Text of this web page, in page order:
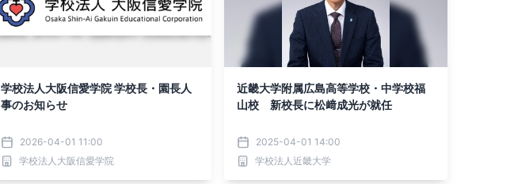
学校法人大阪信愛学院 学校長・園長人
事のお知らせ
2026-04-01 11:00
学校法人大阪信愛学院
近畿大学附属広島高等学校・中学校福
山校 新校長に松﨑成光が就任
2025-04-01 14:00
学校法人近畿大学